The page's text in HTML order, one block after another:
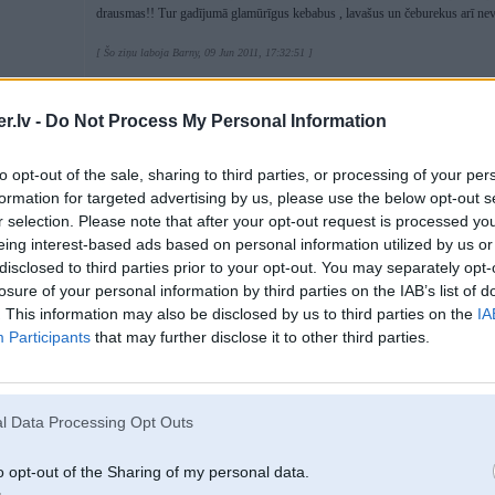
- Do Not Process My Personal Information
opt-out of the sale, sharing to third parties, or processing of your
for targeted advertising by us, please use the below opt-out
selection. Please note that after your opt-out request is processed
interest-based ads based on personal information utilized by us
to third parties prior to your opt-out. You may separately
of your personal information by third parties on the IAB’s list of
This information may also be disclosed by us to third parties on the
Participants that may further disclose it to other third parties.
Data Processing Opt Outs
opt-out of the Sharing of my personal data.
drausmas!! Tur gadījumā glamūrīgus kebabus , lavašus un čeburekus arī
[ Šo ziņu laboja Barny, 09 Jun 2011, 17:32:51 ]
nesaprotu barny, ko tu vinjam taa piepisies?? lai tak cilveeks tirgo savu kafiju
09 Jun 2011, 17:25:51 Coffee rakstīja:
09 Jun 2011, 17:19:43 traffic rakstīja: